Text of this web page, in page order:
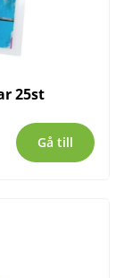
25st
Gå till